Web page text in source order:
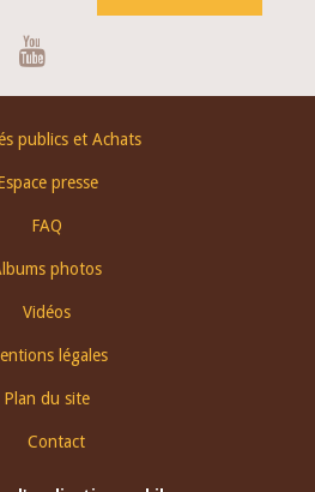
publics et Achats
presse
FAQ
photos
Vidéos
légales
Plan du site
Contact